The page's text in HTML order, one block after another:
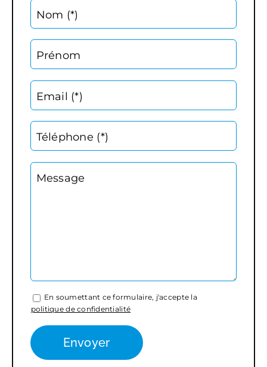
Nom (*)
Prénom
Email (*)
Téléphone (*)
Message
En soumettant ce formulaire, j'accepte la
politique de confidentialité